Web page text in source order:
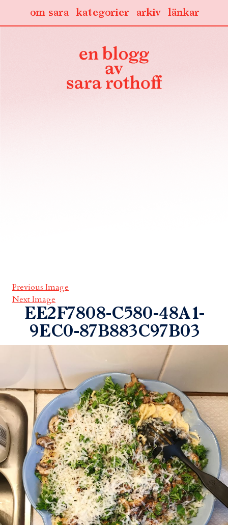
länkar
arkiv
kategorier
om sara
Previous Image
Next Image
EE2F7808-C580-48A1-
9EC0-87B883C97B03